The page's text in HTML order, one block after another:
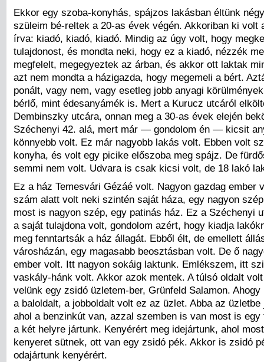
Ekkor egy szoba-konyhás, spájzos lakásban éltünk
szüleim bé-reltek a 20-as évek végén. Akkoriban ki volt
írva: kiadó, kiadó, kiadó. Mindig az úgy volt, hogy
tulajdonost, és mondta neki, hogy ez a kiadó, nézzék
megfelelt, megegyeztek az árban, és akkor ott laktak
azt nem mondta a házigazda, hogy megemeli a bért.
ponált, vagy nem, vagy esetleg jobb anyagi
bérlő, mint édesanyámék is. Mert a Kurucz utcáról
Dembinszky utcára, onnan meg a 30-as évek elején
Széchenyi 42. alá, mert már — gondolom én — kicsit
könnyebb volt. Ez már nagyobb lakás volt. Ebben volt
konyha, és volt egy picike előszoba meg spájz. De
semmi nem volt. Udvara is csak kicsi volt, de 18 lakó
Ez a ház Temesvári Gézáé volt. Nagyon gazdag ember
szám alatt volt neki szintén saját háza, egy nagyon
most is nagyon szép, egy patinás ház. Ez a Széchenyi
a saját tulajdona volt, gondolom azért, hogy kiadja
meg fenntartsák a ház állagát. Ebből élt, de emellett
városházán, egy magasabb beosztásban volt. De ő
ember volt. Itt nagyon sokáig laktunk. Emlékszem, itt
vaskály-hánk volt. Akkor azok mentek. A túlsó oldalt
velünk egy zsidó üzletem-ber, Grünfeld Salamon.
a baloldalt, a jobboldalt volt ez az üzlet. Abba az üzletbe
ahol a benzinkút van, azzal szemben is van most is
a két helyre jártunk. Kenyérért meg idejártunk, ahol
kenyeret sütnek, ott van egy zsidó pék. Akkor is zsidó
odajártunk kenyérért.